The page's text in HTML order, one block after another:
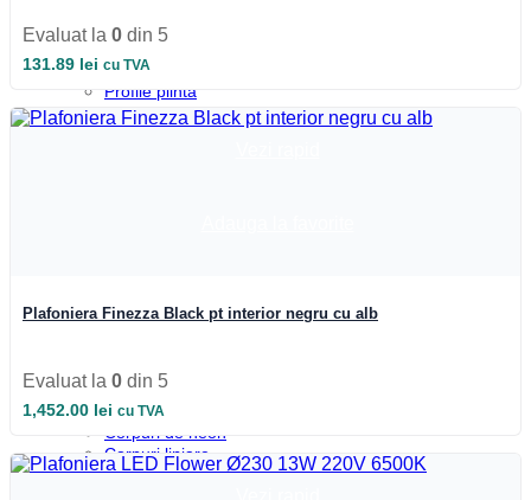
Profile incastrate
Profile pardoseala
Profile plinta
Profile rotunde
Baterie externa
Benzi LED
Iluminat Industrial
Emergenta si exit
Corpuri de neon
Corpuri liniare
Corpuri pe sina
Evaluat la 0 din 5
131.89 lei cu TVA
Plafoniera Finezza Black pt interior negru cu alb
Evaluat la 0 din 5
1,452.00 lei cu TVA